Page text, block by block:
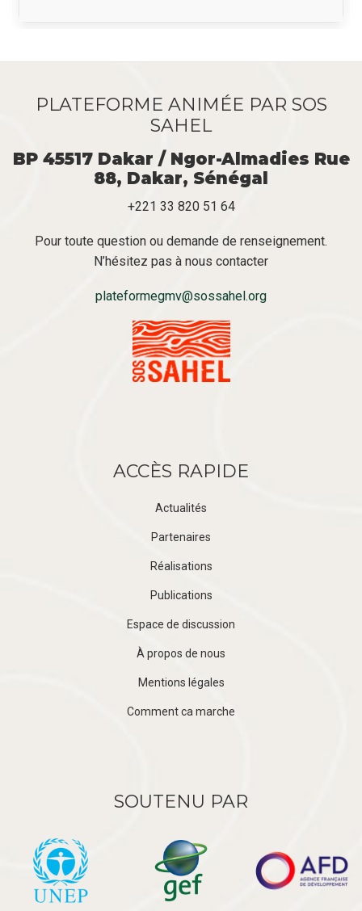
PLATEFORME ANIMÉE PAR SOS
SAHEL
BP 45517 Dakar / Ngor-Almadies Rue
88, Dakar, Sénégal
+221 33 820 51 64
Pour toute question ou demande de renseignement.
N’hésitez pas à nous contacter
plateformegmv@sossahel.org
ACCÈS RAPIDE
Actualités
Partenaires
Réalisations
Publications
Espace de discussion
À propos de nous
Mentions légales
Comment ca marche
SOUTENU PAR